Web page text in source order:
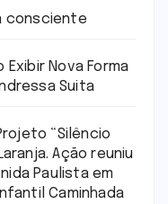
consciente
Nova Forma
Suita
“Silêncio
Ação reuniu
Paulista em
Caminhada